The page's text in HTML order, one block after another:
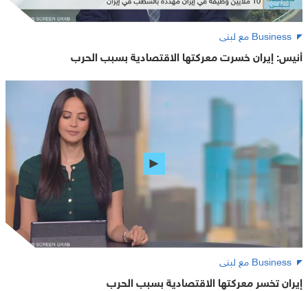
Business مع لبنى
أنيس: إيران خسرت معركتها الاقتصادية بسبب الحرب
Business مع لبنى
إيران تخسر معركتها الاقتصادية بسبب الحرب